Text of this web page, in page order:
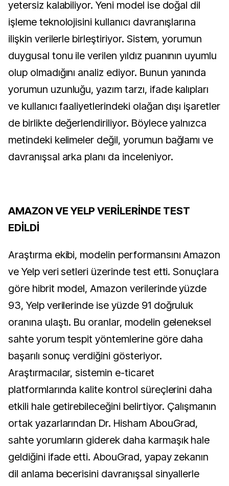
yetersiz kalabiliyor. Yeni model ise doğal dil
işleme teknolojisini kullanıcı davranışlarına
ilişkin verilerle birleştiriyor. Sistem, yorumun
duygusal tonu ile verilen yıldız puanının uyumlu
olup olmadığını analiz ediyor. Bunun yanında
yorumun uzunluğu, yazım tarzı, ifade kalıpları
ve kullanıcı faaliyetlerindeki olağan dışı işaretler
de birlikte değerlendiriliyor. Böylece yalnızca
metindeki kelimeler değil, yorumun bağlamı ve
davranışsal arka planı da inceleniyor.
AMAZON VE YELP VERİLERİNDE TEST
EDİLDİ
Araştırma ekibi, modelin performansını Amazon
ve Yelp veri setleri üzerinde test etti. Sonuçlara
göre hibrit model, Amazon verilerinde yüzde
93, Yelp verilerinde ise yüzde 91 doğruluk
oranına ulaştı. Bu oranlar, modelin geleneksel
sahte yorum tespit yöntemlerine göre daha
başarılı sonuç verdiğini gösteriyor.
Araştırmacılar, sistemin e-ticaret
platformlarında kalite kontrol süreçlerini daha
etkili hale getirebileceğini belirtiyor. Çalışmanın
ortak yazarlarından Dr. Hisham AbouGrad,
sahte yorumların giderek daha karmaşık hale
geldiğini ifade etti. AbouGrad, yapay zekanın
dil anlama becerisini davranışsal sinyallerle